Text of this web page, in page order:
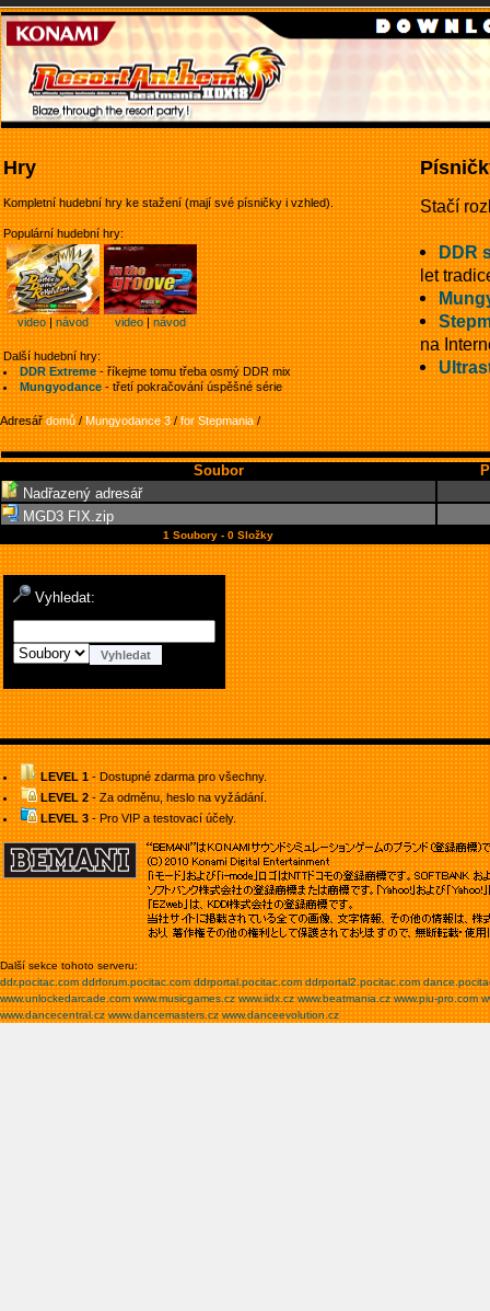
Hry
Kompletní hudební hry ke stažení (mají své písničky i vzhled).
Populární hudební hry:
video|návod video|návod
Další hudební hry:
DDR Extreme- říkejme tomu třeba osmý DDR mix
Mungyodance- třetí pokračování úspěšné série
Stačí
DDR
let
na
Adresářdomů/Mungyodance 3/for Stepmania/
Soubor
Nadřazený adresář
MGD3 FIX.zip
1 Soubory - 0 Složky
Vyhledat:
LEVEL 1- Dostupné zdarma pro všechny.
LEVEL 2- Za odměnu, heslo na vyžádání.
LEVEL 3- Pro VIP a testovací účely.
Další sekce tohoto serveru:
ddr.pocitac.com ddrforum.pocitac.com ddrportal.pocitac.com ddrportal2.pocitac.com
www.unlockedarcade.com www.musicgames.cz www.iidx.cz www.beatmania.cz www.piu-pro.com
www.dancecentral.cz www.dancemasters.cz www.danceevolution.cz